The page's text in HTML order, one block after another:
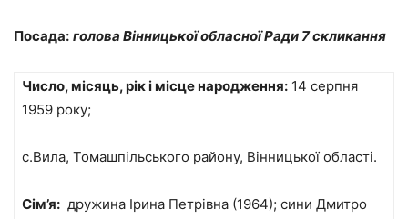
Посада: голова Вінницької обласної Ради 7 скликання
Число, місяць, рік і місце народження: 14 серпня
1959 року;
с.Вила, Томашпільського району, Вінницької області.
Cім’я: дружина Ірина Петрівна (1964); сини Дмитро